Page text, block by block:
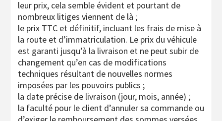
leur prix, cela semble évident et pourtant de
nombreux litiges viennent de là ;
le prix TTC et définitif, incluant les frais de mise à
la route et d’immatriculation. Le prix du véhicule
est garanti jusqu’à la livraison et ne peut subir de
changement qu’en cas de modifications
techniques résultant de nouvelles normes
imposées par les pouvoirs publics ;
la date précise de livraison (jour, mois, année) ;
la faculté pour le client d’annuler sa commande ou